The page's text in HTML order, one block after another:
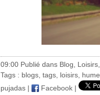
09:00 Publié dans Blog, Loisirs
Tags : blogs, tags, loisirs,
pujadas | Facebook |